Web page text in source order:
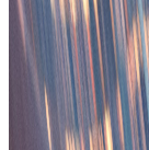
ธุรกิจจ
ไปที่